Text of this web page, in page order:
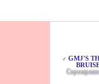
♂ GMJ'S